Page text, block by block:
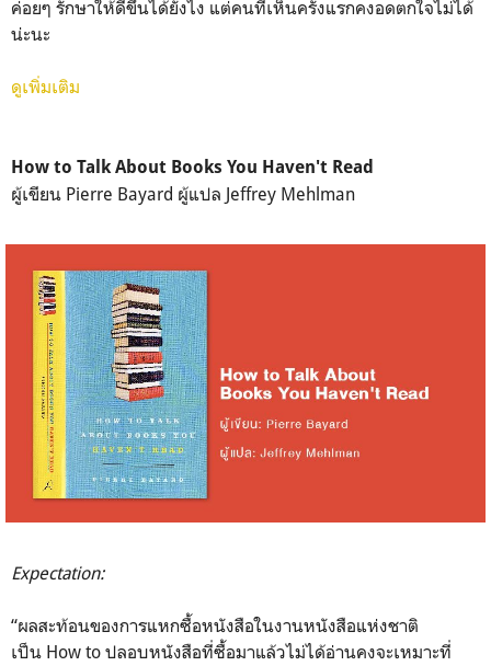
ค่อยๆ รักษาให้ดีขึ้นได้ยังไง แต่คนที่เห็นครั้งแรกคงอดตกใจไม่ได้
น่ะนะ
ดูเพิ่มเติม
How to Talk About Books You Haven't Read
ผู้เขียน Pierre Bayard ผู้แปล Jeffrey Mehlman
Expectation:
“ผลสะท้อนของการแหกซื้อหนังสือในงานหนังสือแห่งชาติ
เป็น How to ปลอบหนังสือที่ซื้อมาแล้วไม่ได้อ่านคงจะเหมาะที่